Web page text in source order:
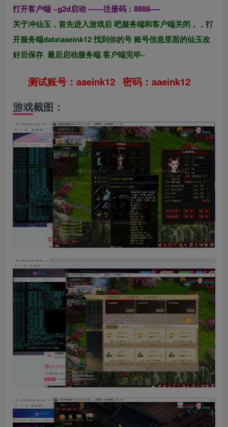
打开客户端 ~g2d启动 ——注册码：8888—-
关于冲仙玉，首先进入游戏后 吧服务端和客户端关闭，，打
开服务端data\aaeink12 找到你的号 账号信息里面的仙玉改
好后保存 最后启动服务端 客户端完毕~
测试账号：aaeink12 密码：aaeink12
游戏截图：